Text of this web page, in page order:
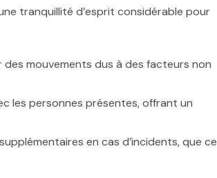
tranquillité d’esprit considérable pour
mouvements dus à des facteurs non
les personnes présentes, offrant un
en cas d’incidents, que ce